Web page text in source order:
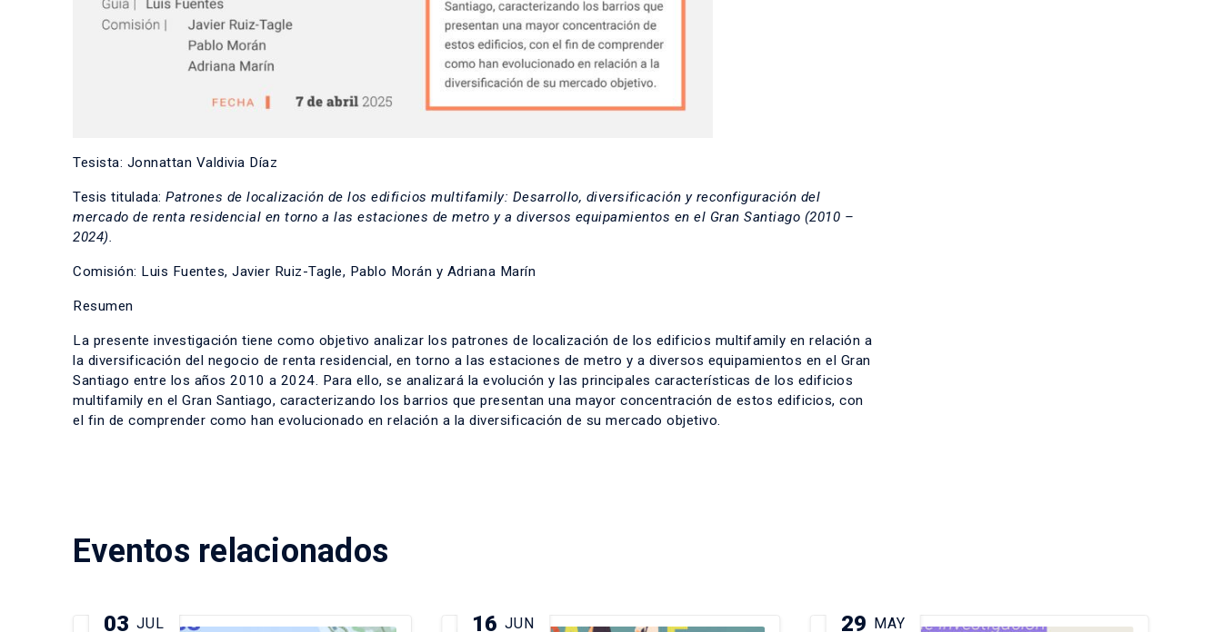
Tesista: Jonnattan Valdivia Díaz
Tesis titulada: Patrones de localización de los edificios multifamily: Desarrollo, diversificación y reconfiguración del
mercado de renta residencial en torno a las estaciones de metro y a diversos equipamientos en el Gran Santiago (2010 –
2024).
Comisión: Luis Fuentes, Javier Ruiz-Tagle, Pablo Morán y Adriana Marín
Resumen
La presente investigación tiene como objetivo analizar los patrones de localización de los edificios multifamily en relación a
la diversificación del negocio de renta residencial, en torno a las estaciones de metro y a diversos equipamientos en el Gran
Santiago entre los años 2010 a 2024. Para ello, se analizará la evolución y las principales características de los edificios
multifamily en el Gran Santiago, caracterizando los barrios que presentan una mayor concentración de estos edificios, con
el fin de comprender como han evolucionado en relación a la diversificación de su mercado objetivo.
Eventos relacionados
03 JUL 16 JUN 29 MAY